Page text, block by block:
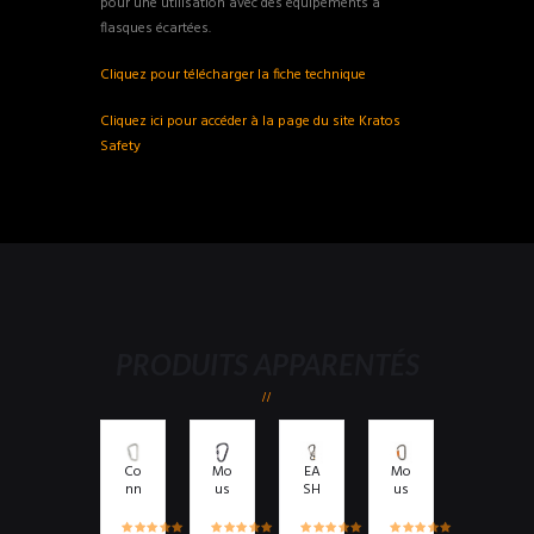
flasques écartées.
Cliquez pour télécharger la fiche technique
Cliquez ici pour accéder à la page du site Kratos
Safety
Co
nn
eur
Mo
us
eto
EA
SH
K
Mo
us
eto